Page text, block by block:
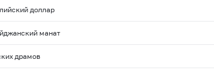
доллар
манат
драмов